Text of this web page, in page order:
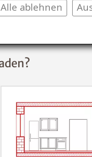
Alle ablehnen